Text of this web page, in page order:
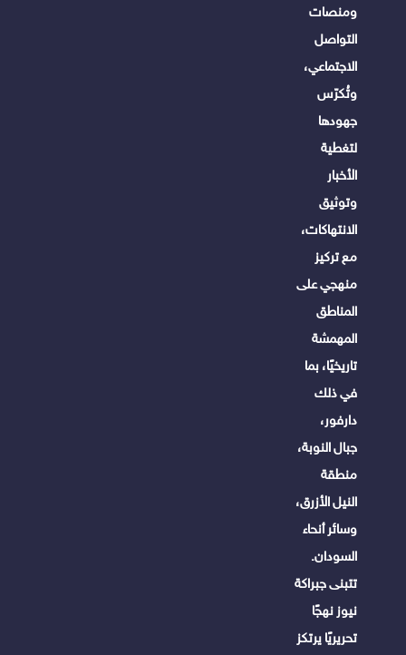
ومنصات
التواصل
الاجتماعي،
وتُكرّس
جهودها
لتغطية
الأخبار
وتوثيق
الانتهاكات،
مع تركيز
منهجي على
المناطق
المهمشة
تاريخيًا، بما
في ذلك
دارفور،
جبال النوبة،
منطقة
النيل الأزرق،
وسائر أنحاء
السودان.
تتبنى جبراكة
نيوز نهجًا
تحريريًا يرتكز